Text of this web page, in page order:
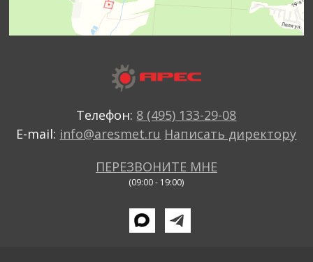
Телефон: 8 (495) 133-29-08
E-mail: info@aresmet.ru Написать директору
ПЕРЕЗВОНИТЕ МНЕ
(09:00 - 19:00)